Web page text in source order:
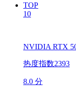
TOP
10
NVIDIA RTX
热度指数2393
8.0 分